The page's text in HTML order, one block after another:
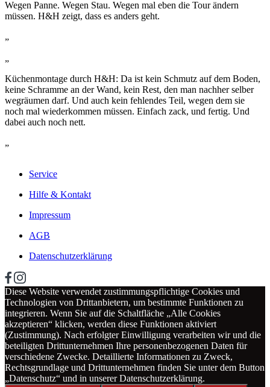
Wegen Panne. Wegen Stau. Wegen mal eben die Tour ändern
müssen. H&H zeigt, dass es anders geht.
„
„
Küchenmontage durch H&H: Da ist kein Schmutz auf dem Boden,
keine Schramme an der Wand, kein Rest, den man nachher selber
wegräumen darf. Und auch kein fehlendes Teil, wegen dem sie
noch mal wiederkommen müssen. Einfach zack, und fertig. Und
dabei auch noch nett.
„
Service
Hilfe & Kontakt
Impressum
AGB
Datenschutzerklärung
Diese Website verwendet zustimmungspflichtige Cookies und
Technologien von Drittanbietern, um bestimmte Funktionen zu
integrieren. Wenn Sie auf die Schaltfläche „Alle Cookies
akzeptieren“ klicken, werden diese Funktionen aktiviert
(Zustimmung). Nach erfolgter Einwilligung verarbeiten wir und die
beteiligten Drittunternehmen Ihre personenbezogenen Daten für
verschiedene Zwecke. Detaillierte Informationen zu Zweck,
Rechtsgrundlage und Drittunternehmen finden Sie unter dem Button
„Datenschutz“ und in unserer Datenschutzerklärung.